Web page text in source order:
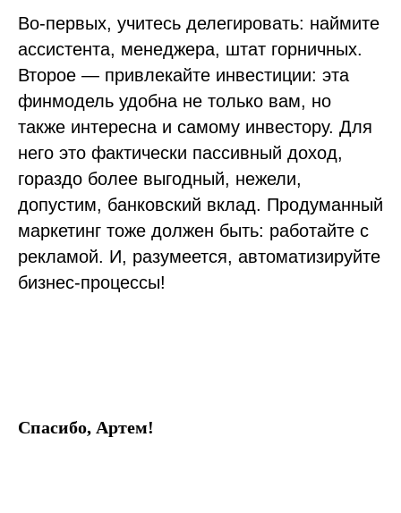
Во-первых, учитесь делегировать: наймите
ассистента, менеджера, штат горничных.
Второе — привлекайте инвестиции: эта
финмодель удобна не только вам, но
также интересна и самому инвестору. Для
него это фактически пассивный доход,
гораздо более выгодный, нежели,
допустим, банковский вклад. Продуманный
маркетинг тоже должен быть: работайте с
рекламой. И, разумеется, автоматизируйте
бизнес-процессы!
Спасибо, Артем!